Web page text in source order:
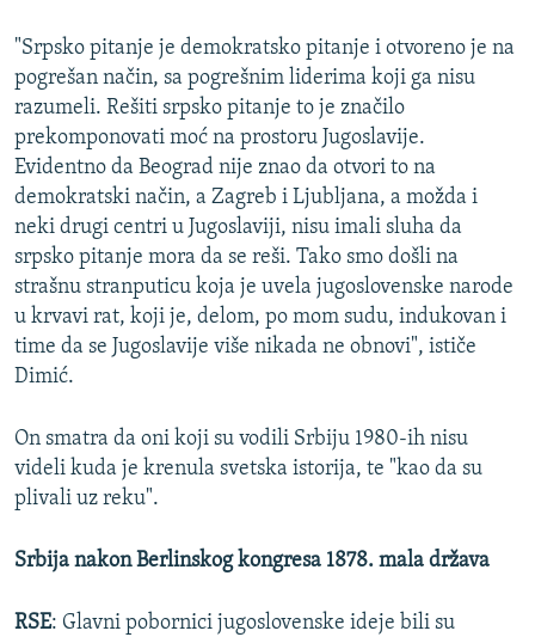
"Srpsko pitanje je demokratsko pitanje i otvoreno je na
pogrešan način, sa pogrešnim liderima koji ga nisu
razumeli. Rešiti srpsko pitanje to je značilo
prekomponovati moć na prostoru Jugoslavije.
Evidentno da Beograd nije znao da otvori to na
demokratski način, a Zagreb i Ljubljana, a možda i
neki drugi centri u Jugoslaviji, nisu imali sluha da
srpsko pitanje mora da se reši. Tako smo došli na
strašnu stranputicu koja je uvela jugoslovenske narode
u krvavi rat, koji je, delom, po mom sudu, indukovan i
time da se Jugoslavije više nikada ne obnovi", ističe
Dimić.
On smatra da oni koji su vodili Srbiju 1980-ih nisu
videli kuda je krenula svetska istorija, te "kao da su
plivali uz reku".
Srbija nakon Berlinskog kongresa 1878. mala država
RSE: Glavni pobornici jugoslovenske ideje bili su